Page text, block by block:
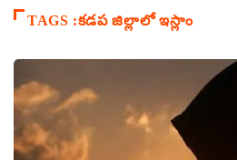
TAGS :కడప జిల్లాలో ఇస్లాం